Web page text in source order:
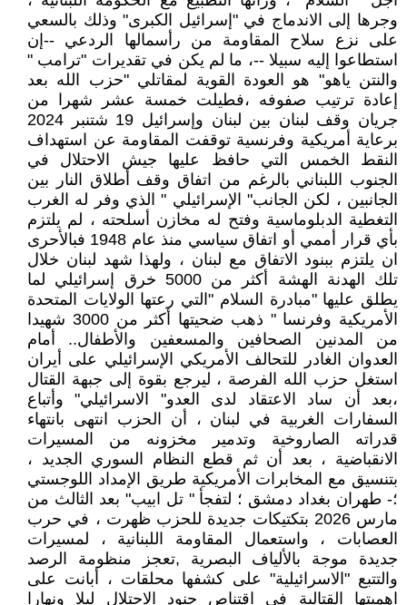
وجرها إلى الاندماج في "إسرائيل الكبرى" وذلك بالسعي
على نزع سلاح المقاومة من رأسمالها الردعي --إن
استطاعوا إليه سبيلا --، ما لم يكن في تقديرات "ترامب "
والنتن ياهو" هو العودة القوية لمقاتلي "حزب الله بعد
إعادة ترتيب صفوفه ،فطيلت خمسة عشر شهرا من
جريان وقف لبنان بين لبنان وإسرائيل 19 شتنبر 2024
برعاية أمريكية وفرنسية توقفت المقاومة عن استهداف
النقط الخمس التي حافظ عليها جيش الاحتلال في
الجنوب اللبناني بالرغم من اتفاق وقف أطلاق النار بين
الجانبين ، لكن الجانب" الإسرائيلي " الذي وفر له الغرب
التغطية الدبلوماسية وفتح له مخازن أسلحته ، لم يلتزم
بأي قرار أممي أو اتفاق سياسي منذ عام 1948 فبالأحرى
ان يلتزم ببنود الاتفاق مع لبنان ، ولهذا شهد لبنان خلال
تلك الهدنة الهشة أكثر من 5000 خرق إسرائيلي لما
يطلق عليها "مبادرة السلام "التي رعتها الولايات المتحدة
الأمريكية وفرنسا " ذهب ضحيتها أكثر من 3000 شهيدا
من المدنين الصحافين والمسعفين والأطفال.. أمام
العدوان الغادر للتحالف الأمريكي الإسرائيلي على أيران
استغل حزب الله الفرصة ، ليرجع بقوة إلى جبهة القتال
،بعد أن ساد الاعتقاد لدى العدو" الاسرائيلي" وأتباع
السفارات الغربية في لبنان ، أن الحزب انتهى بانتهاء
قدراته الصاروخية وتدمير مخزونه من المسيرات
الانقباضية ، بعد أن ثم قطع النظام السوري الجديد ،
بتنسيق مع المخابرات الأمريكية طريق الإمداد اللوجستي
؛- طهران بغداد دمشق ؛ لتفجأ " تل ابيب" بعد الثالث من
مارس 2026 بتكتيكات جديدة للحزب ظهرت ، في حرب
العصابات ، واستعمال المقاومة اللبنانية ، لمسيرات
جديدة موجة بالألياف البصرية ,تعجز منظومة الرصد
والتتبع "الاسرائيلية" على كشفها محلقات ، أبانت على
اهميتها القتالية في اقتناص جنود الاحتلال ليلا ونهارا